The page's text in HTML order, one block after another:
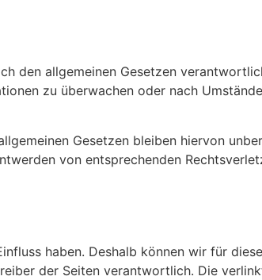
den allgemeinen Gesetzen
zu überwachen oder nach
Gesetzen bleiben hiervon
von entsprechenden
haben. Deshalb können wir für
der Seiten verantwortlich. Die